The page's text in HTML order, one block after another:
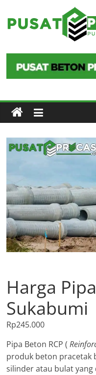
content
Pusat
Precast
Precast
di
Harga
Sukabumi
Rp245.000
Pipa Beton RCP (
produk beton pracetak
silinder atau bulat